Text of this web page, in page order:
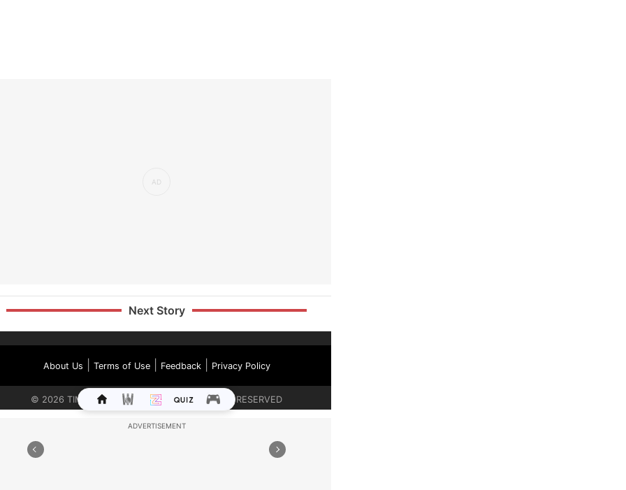
Next Story
About Us Terms of Use| Feedback| Privacy Policy
© 2026 TIMES INTERNET LIMITED. ALL RIGHTS RESERVED